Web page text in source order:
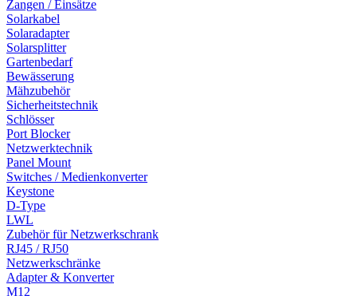
Zangen / Einsätze
Solarkabel
Solaradapter
Solarsplitter
Gartenbedarf
Bewässerung
Mähzubehör
Sicherheitstechnik
Schlösser
Port Blocker
Netzwerktechnik
Panel Mount
Switches / Medienkonverter
Keystone
D-Type
LWL
Zubehör für Netzwerkschrank
RJ45 / RJ50
Netzwerkschränke
Adapter & Konverter
M12